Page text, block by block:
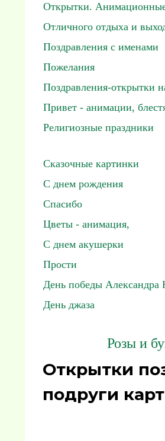
Открытки.
Отличного отдыха и
Поздравления с именами
Пожелания
Поздравления-открытки
Привет - анимации,
Религиозные праздники
Сказочные картинки
С днем рождения
Спасибо
Цветы - анимация,
С днем акушерки
Прости
День победы Александра
День джаза
Розы и
Открытки
подруги